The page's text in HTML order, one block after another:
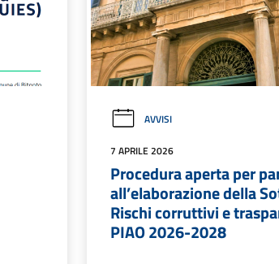
AVVISI
7 APRILE 2026
Procedura aperta per
all’elaborazione della
Rischi corruttivi e
PIAO 2026-2028